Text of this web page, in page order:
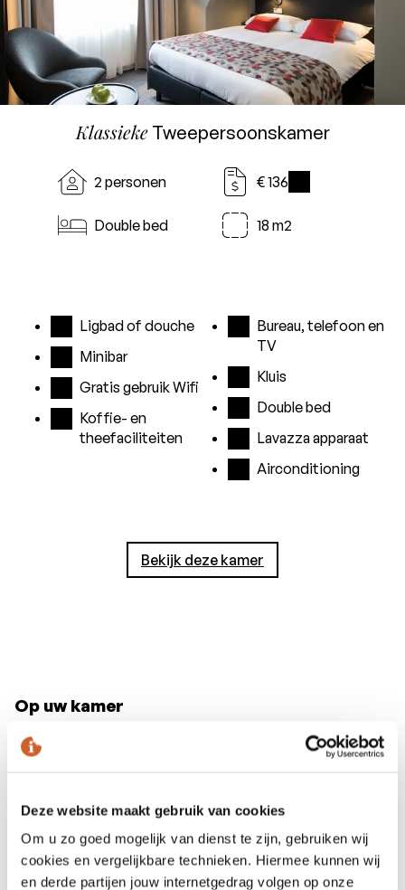
Deze website maakt gebruik van cookies
Om u zo goed mogelijk van dienst te zijn, gebruiken wij
cookies en vergelijkbare technieken. Hiermee kunnen wij
en derde partijen jouw internetgedrag volgen op onze
KlassiekeTweepersoonskamer
2 personen
€ 136
Double bed
18 m2
Ligbad of douche
Minibar
Gratis gebruik Wifi
Koffie- en
theefaciliteiten
Bureau, telefoon en
TV
Kluis
Double bed
Lavazza apparaat
Airconditioning
Bekijk deze kamer
Op uw kamer
Garderobekast
Spiegel
Zithoek